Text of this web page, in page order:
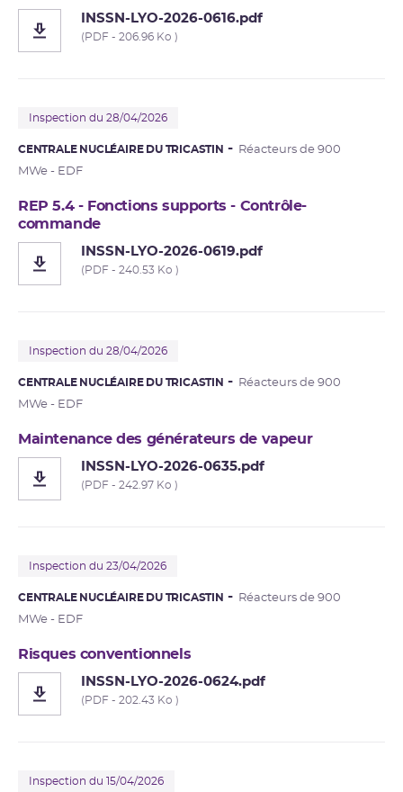
INSSN-LYO-2026-0616.pdf
(PDF - 206.96 Ko )
Inspection du 28/04/2026
CENTRALE NUCLÉAIRE DU TRICASTIN
Réacteurs de 900
MWe - EDF
REP 5.4 - Fonctions supports - Contrôle-
commande
INSSN-LYO-2026-0619.pdf
(PDF - 240.53 Ko )
Inspection du 28/04/2026
CENTRALE NUCLÉAIRE DU TRICASTIN
Réacteurs de 900
MWe - EDF
Maintenance des générateurs de vapeur
INSSN-LYO-2026-0635.pdf
(PDF - 242.97 Ko )
Inspection du 23/04/2026
CENTRALE NUCLÉAIRE DU TRICASTIN
Réacteurs de 900
MWe - EDF
Risques conventionnels
INSSN-LYO-2026-0624.pdf
(PDF - 202.43 Ko )
Inspection du 15/04/2026